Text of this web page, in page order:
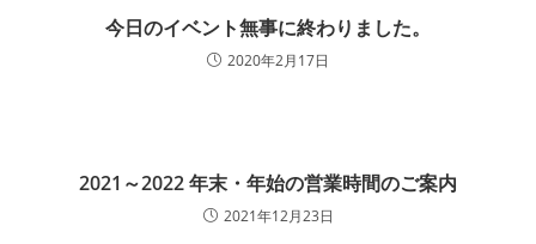
今日のイベント無事に終わりました。
2020年2月17日
2021～2022 年末・年始の営業時間のご案内
2021年12月23日